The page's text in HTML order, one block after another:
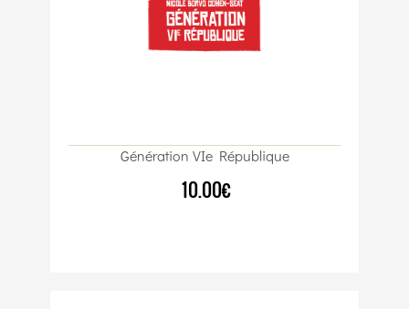
Génération VIe République
10.00€